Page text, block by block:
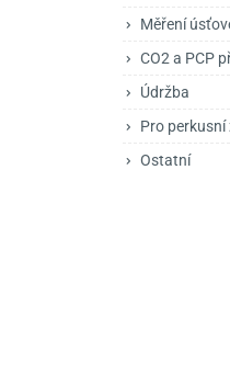
Měření
CO2 a PCP
Údržba
Pro perkusní
Ostatní